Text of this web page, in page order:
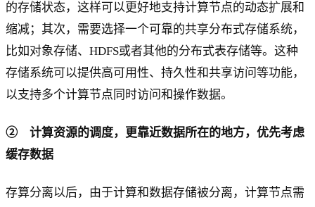
的存储状态，这样可以更好地支持计算节点的动态扩展和
缩减；其次，需要选择一个可靠的共享分布式存储系统，
比如对象存储、HDFS或者其他的分布式表存储等。这种
存储系统可以提供高可用性、持久性和共享访问等功能，
以支持多个计算节点同时访问和操作数据。
② 计算资源的调度，更靠近数据所在的地方，优先考虑
缓存数据
存算分离以后，由于计算和数据存储被分离，计算节点需